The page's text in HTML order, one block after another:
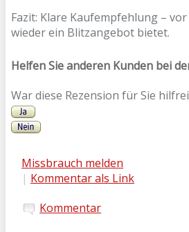
Fazit: Klare Kaufempfehlung –
wieder ein Blitzangebot bietet.
Helfen Sie anderen Kunden bei
War diese Rezension für Sie
Missbrauch melden
| Kommentar als Link
Kommentar